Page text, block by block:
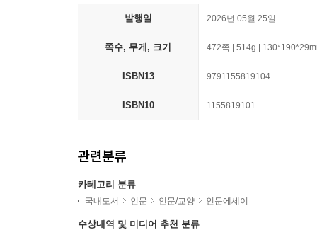
발행일 2026년 05월 25일
쪽수, 무게, 크기 472쪽 | 514g |
ISBN13 9791155819104
ISBN10 1155819101
관련분류
카테고리 분류
국내도서 인문 인문/교양 인문에세이
수상내역 및 미디어 추천 분류